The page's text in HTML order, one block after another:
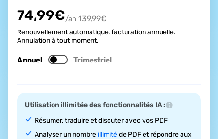
74,99€/an 139,99€
Renouvellement automatique, facturation annuelle.
Annulation à tout moment.
Annuel Trimestriel
Utilisation illimitée des fonctionnalités IA :
Résumer, traduire et discuter avec vos PDF
Analyser un nombre illimitéde PDF et répondre aux